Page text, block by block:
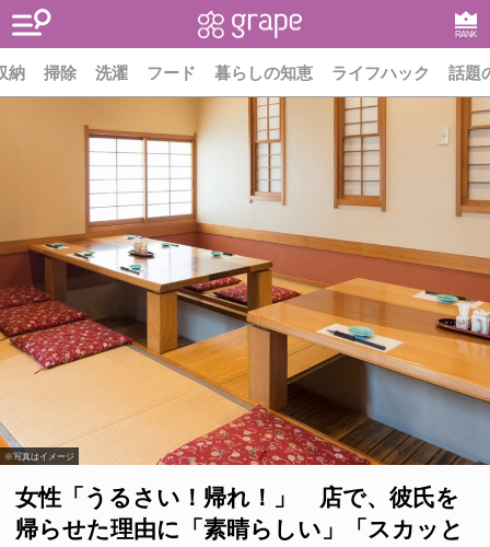
RANK
納 掃除 洗濯 フード 暮らしの知恵 ライフハック 話題
※写真はイメージ
女性「うるさい！帰れ！」 店で、彼氏を
帰らせた理由に「素晴らしい」「スカッと